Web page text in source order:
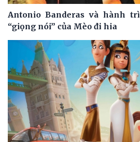
Antonio Banderas và hành
“giọng nói” của Mèo đi hia